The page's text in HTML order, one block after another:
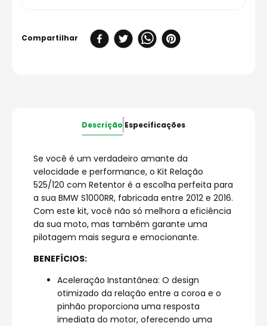
Descrição Especificações
Se você é um verdadeiro amante da
velocidade e performance, o Kit Relação
525/120 com Retentor é a escolha perfeita para
a sua BMW S1000RR, fabricada entre 2012 e 2016.
Com este kit, você não só melhora a eficiência
da sua moto, mas também garante uma
pilotagem mais segura e emocionante.
BENEFÍCIOS:
Aceleração Instantânea: O design
otimizado da relação entre a coroa e o
pinhão proporciona uma resposta
imediata do motor, oferecendo uma